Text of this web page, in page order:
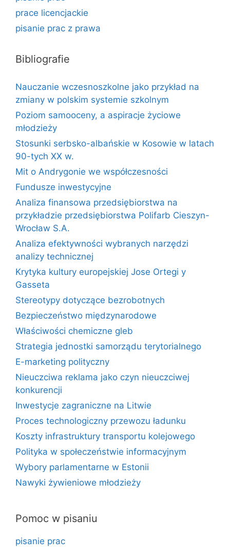
prace licencjackie
pisanie prac z prawa
Bibliografie
Nauczanie wczesnoszkolne jako przykład na
zmiany w polskim systemie szkolnym
Poziom samooceny, a aspiracje życiowe
młodzieży
Stosunki serbsko-albańskie w Kosowie w latach
90-tych XX w.
Mit o Andrygonie we współczesności
Fundusze inwestycyjne
Analiza finansowa przedsiębiorstwa na
przykładzie przedsiębiorstwa Polifarb Cieszyn-
Wrocław S.A.
Analiza efektywności wybranych narzędzi
analizy technicznej
Krytyka kultury europejskiej Jose Ortegi y
Gasseta
Stereotypy dotyczące bezrobotnych
Bezpieczeństwo międzynarodowe
Właściwości chemiczne gleb
Strategia jednostki samorządu terytorialnego
E-marketing polityczny
Nieuczciwa reklama jako czyn nieuczciwej
konkurencji
Inwestycje zagraniczne na Litwie
Proces technologiczny przewozu ładunku
Koszty infrastruktury transportu kolejowego
Polityka w społeczeństwie informacyjnym
Wybory parlamentarne w Estonii
Nawyki żywieniowe młodzieży
Pomoc w pisaniu
pisanie prac